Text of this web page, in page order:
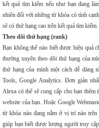
kết quả tìm kiếm nếu như bạn đang
nhiên đối với những từ khóa có tính
sẽ có thứ hạng cao trên kết quả tìm kiếm.
Theo dõi thứ hạng (rank)
Bạn không thể nào biết được hiệu quả
thường xuyên theo dõi thứ hạng của
thứ hạng của mình một cách dễ dàng
Tools, Google Analytics. Đơn giản
Alexa có thể sẽ cung cấp cho bạn
website của bạn. Hoặc Google
từ khóa nào đang nằm ở vị trí nào
giúp bạn biết được lượng người truy